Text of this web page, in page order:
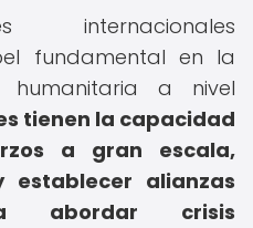
internacionales
fundamental en la
a nivel
tienen la capacidad
a gran escala,
establecer alianzas
abordar crisis